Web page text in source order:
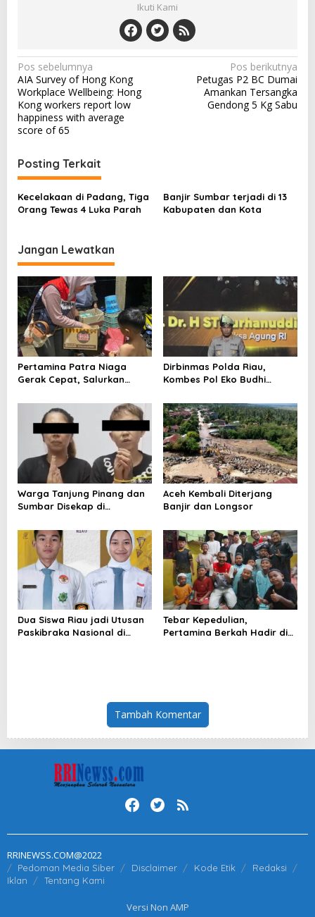
Ikuti Kami
N
a
v
i
a
s
i
o
s
Pos sebelumnya
AIA Survey of Hong Kong
Workplace Wellbeing: Hong
Kong workers report low
happiness with average
score of 65
Pos berikutnya
Petugas P2 BC Dumai
Amankan Tersangka
Gendong 5 Kg Sabu
Posting Terkait
Kecelakaan di Padang, Tiga
Orang Tewas 4 Luka Parah
Banjir Sumbar terjadi di 13
Kabupaten dan Kota
Jangan Lewatkan
Pertamina Patra Niaga
Gerak Cepat, Salurkan
Sumbar
Dirbinmas Polda Riau,
Kombes Pol Eko Budhi
Awards 2026
Warga Tanjung Pinang dan
Sumbar Disekap di
Diborgol
Aceh Kembali Diterjang
Banjir dan Longsor
Dua Siswa Riau jadi Utusan
Paskibraka Nasional di
Tebar Kepedulian,
Pertamina Berkah Hadir di
Tambah Komentar
RRINEWSS.COM@2022
Pedoman Media Siber Disclaimer Kode Etik
Redaksi
Iklan
Tentang Kami
Versi Non AMP